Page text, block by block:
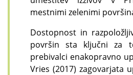
mestnimi zelenimi
Dostopnost in
površin sta ključni za
prebivalci enakopravno
Vries (2017) zagovarjata